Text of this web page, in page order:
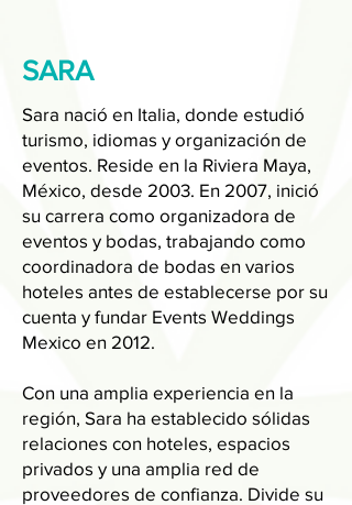
SARA
Sara nació en Italia, donde estudió
turismo, idiomas y organización de
eventos. Reside en la Riviera Maya,
México, desde 2003. En 2007, inició
su carrera como organizadora de
eventos y bodas, trabajando como
coordinadora de bodas en varios
hoteles antes de establecerse por su
cuenta y fundar Events Weddings
Mexico en 2012.
Con una amplia experiencia en la
región, Sara ha establecido sólidas
relaciones con hoteles, espacios
privados y una amplia red de
proveedores de confianza. Divide su